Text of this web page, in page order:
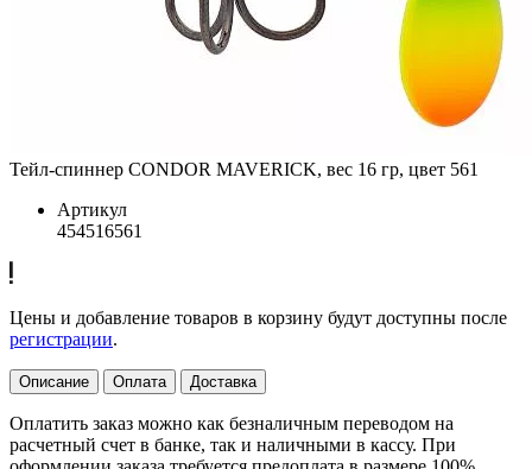
Тейл-спиннер CONDOR MAVERICK, вес 16 гр, цвет 561
Артикул
454516561
Цены и добавление товаров в корзину будут доступны после
регистрации.
Описание Оплата Доставка
Оплатить заказ можно как безналичным переводом на
расчетный счет в банке, так и наличными в кассу. При